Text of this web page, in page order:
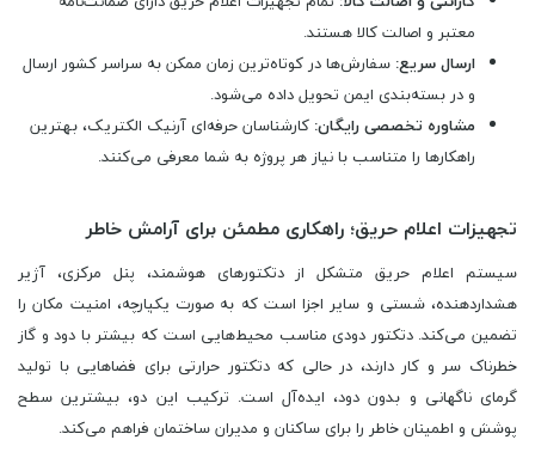
معتبر و اصالت کالا هستند.
ارسال سریع: سفارش‌ها در کوتاه‌ترین زمان ممکن به سراسر کشور ارسال
و در بسته‌بندی ایمن تحویل داده می‌شود.
مشاوره تخصصی رایگان: کارشناسان حرفه‌ای آرنیک الکتریک، بهترین
راهکارها را متناسب با نیاز هر پروژه به شما معرفی می‌کنند.
تجهیزات اعلام حریق؛ راهکاری مطمئن برای آرامش خاطر
سیستم اعلام حریق متشکل از دتکتورهای هوشمند، پنل مرکزی، آژیر
هشداردهنده، شستی و سایر اجزا است که به صورت یکپارچه، امنیت مکان را
تضمین می‌کند. دتکتور دودی مناسب محیط‌هایی است که بیشتر با دود و گاز
خطرناک سر و کار دارند، در حالی که دتکتور حرارتی برای فضاهایی با تولید
گرمای ناگهانی و بدون دود، ایده‌آل است. ترکیب این دو، بیشترین سطح
پوشش و اطمینان خاطر را برای ساکنان و مدیران ساختمان فراهم می‌کند.